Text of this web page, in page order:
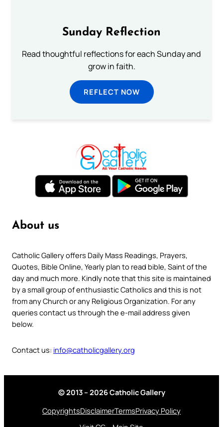
Sunday Reflection
Read thoughtful reflections for each Sunday and
grow in faith.
REFLECT NOW
About us
Catholic Gallery offers Daily Mass Readings, Prayers,
Quotes, Bible Online, Yearly plan to read bible, Saint of the
day and much more. Kindly note that this site is maintained
by a small group of enthusiastic Catholics and this is not
from any Church or any Religious Organization. For any
queries contact us through the e-mail address given
below.
Contact us: info@catholicgallery.org
© 2013 – 2026 Catholic Gallery
CopyrightsDisclaimerTermsPrivacy Policy